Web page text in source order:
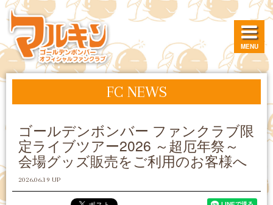
MENU
FC NEWS
ゴールデンボンバー ファンクラブ限
定ライブツアー2026 ～超厄年祭～
会場グッズ販売をご利用のお客様へ
2026.06.19 UP